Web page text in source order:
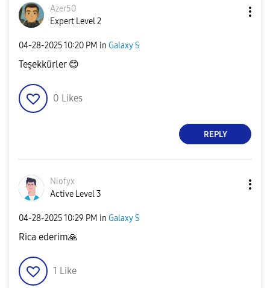
Azer50
Expert Level 2
‎04-28-202510:20 PM in Galaxy S
Teşekkürler 😊
0 Likes
REPLY
Niofyx
Active Level 3
‎04-28-202510:29 PM in Galaxy S
Rica ederim🙏
1 Like